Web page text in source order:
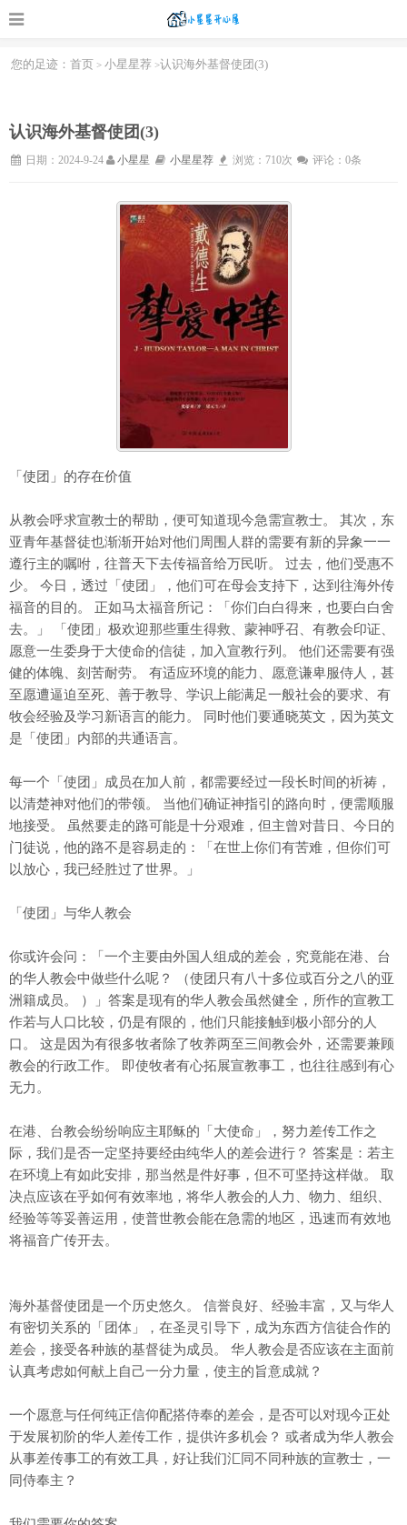
您的足迹： 首页 > 小星星荐 >认识海外基督使团(3)
认识海外基督使团(3)
日期：2024-9-24 小星星 小星星荐 浏览：710次 评论：0条
「使团」的存在价值
从教会呼求宣教士的帮助，便可知道现今急需宣教士。 其次，东
亚青年基督徒也渐渐开始对他们周围人群的需要有新的异象一一
遵行主的嘱咐，往普天下去传福音给万民听。 过去，他们受惠不
少。 今日，透过「使团」，他们可在母会支持下，达到往海外传
福音的目的。 正如马太福音所记：「你们白白得来，也要白白舍
去。」 「使团」极欢迎那些重生得救、蒙神呼召、有教会印证、
愿意一生委身于大使命的信徒，加入宣教行列。 他们还需要有强
健的体魄、刻苦耐劳。 有适应环境的能力、愿意谦卑服侍人，甚
至愿遭逼迫至死、善于教导、学识上能满足一般社会的要求、有
牧会经验及学习新语言的能力。 同时他们要通晓英文，因为英文
是「使团」内部的共通语言。
每一个「使团」成员在加人前，都需要经过一段长时间的祈祷，
以清楚神对他们的带领。 当他们确证神指引的路向时，便需顺服
地接受。 虽然要走的路可能是十分艰难，但主曾对昔日、今日的
门徒说，他的路不是容易走的：「在世上你们有苦难，但你们可
以放心，我已经胜过了世界。」
「使团」与华人教会
你或许会问：「一个主要由外国人组成的差会，究竟能在港、台
的华人教会中做些什么呢？ （使团只有八十多位或百分之八的亚
洲籍成员。 ）」答案是现有的华人教会虽然健全，所作的宣教工
作若与人口比较，仍是有限的，他们只能接触到极小部分的人
口。 这是因为有很多牧者除了牧养两至三间教会外，还需要兼顾
教会的行政工作。 即使牧者有心拓展宣教事工，也往往感到有心
无力。
在港、台教会纷纷响应主耶稣的「大使命」，努力差传工作之
际，我们是否一定坚持要经由纯华人的差会进行？ 答案是：若主
在环境上有如此安排，那当然是件好事，但不可坚持这样做。 取
决点应该在乎如何有效率地，将华人教会的人力、物力、组织、
经验等等妥善运用，使普世教会能在急需的地区，迅速而有效地
将福音广传开去。
海外基督使团是一个历史悠久。 信誉良好、经验丰富，又与华人
有密切关系的「团体」，在圣灵引导下，成为东西方信徒合作的
差会，接受各种族的基督徒为成员。 华人教会是否应该在主面前
认真考虑如何献上自己一分力量，使主的旨意成就？
一个愿意与任何纯正信仰配搭侍奉的差会，是否可以对现今正处
于发展初阶的华人差传工作，提供许多机会？ 或者成为华人教会
从事差传事工的有效工具，好让我们汇同不同种族的宣教士，一
同侍奉主？